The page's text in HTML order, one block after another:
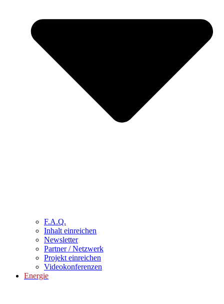
F.A.Q.
Inhalt einreichen
Newsletter
Partner / Netzwerk
Projekt einreichen
Videokonferenzen
Energie